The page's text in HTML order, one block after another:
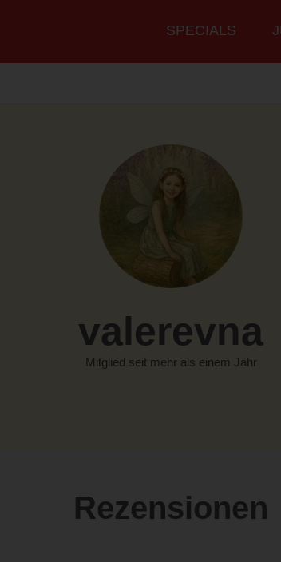
Hauptmenü
SPECIALS
valerevna
Mitglied seit mehr als einem Jahr
Rezensionen